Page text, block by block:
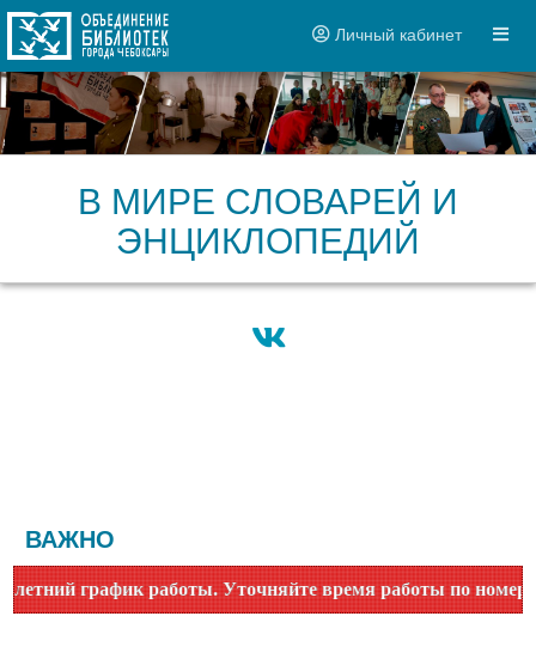
Личный кабинет
В МИРЕ СЛОВАРЕЙ И
ЭНЦИКЛОПЕДИЙ
ВАЖНО
работы. Уточняйте время работы по номеру